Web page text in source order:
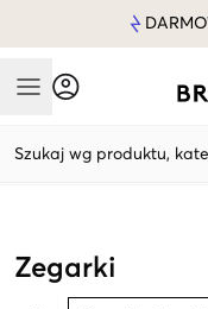
Mobile Menu
Szukaj wg produktu,
Zegarki